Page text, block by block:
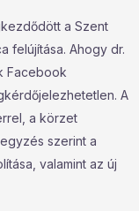
a Szent
felújítása. Ahogy dr.
Facebook
A
a körzet
szerint a
valamint az új